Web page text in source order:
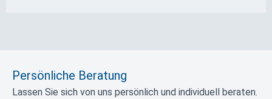
Persönliche Beratung
Lassen Sie sich von uns persönlich und individuell beraten.